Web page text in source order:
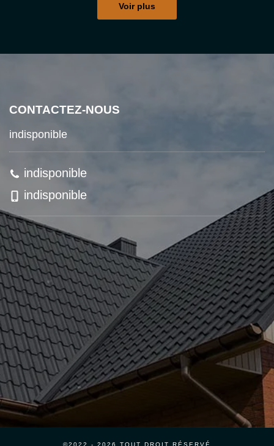
Voir plus
CONTACTEZ-NOUS
indisponible
indisponible
indisponible
©2022 - 2026 TOUT DROIT RÉSERVÉ